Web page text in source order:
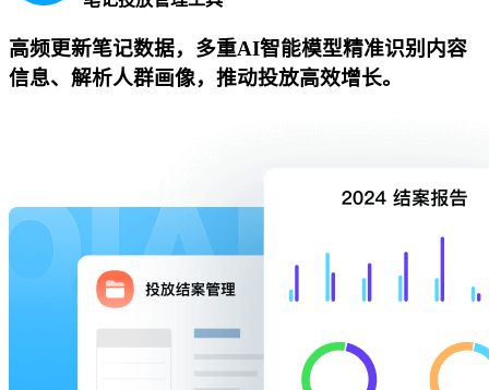
高频更新笔记数据，多重AI智能模型精准识别内容
信息、解析人群画像，推动投放高效增长。